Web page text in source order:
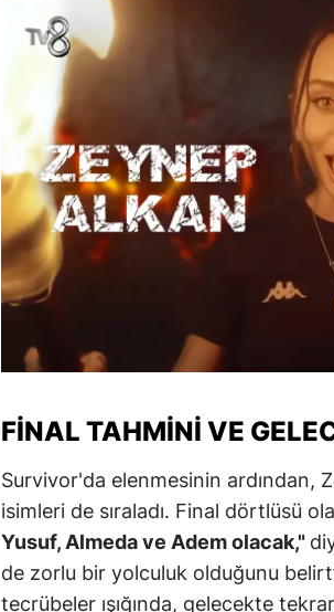
Ardahan
Iğdır
Yalova
Karabük
FINAL TAHMINI VE
Survivor'da elenmesinin ardından,
isimleri de sıraladı. Final dörtlüsü
Yusuf, Almeda ve Adem olacak,"
de zorlu bir yolculuk olduğunu
tecrübeler ışığında, gelecekte